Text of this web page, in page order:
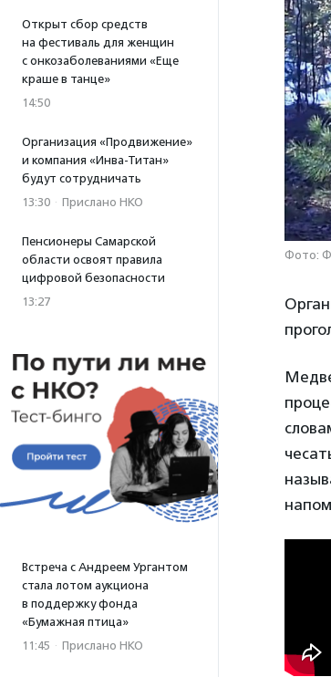
Открыт сбор средств
на фестиваль для женщин
с онкозаболеваниями «Еще
краше в танце»
14:50
Организация «Продвижение»
и компания «Инва-Титан»
будут сотрудничать
13:30 · Прислано НКО
Пенсионеры Самарской
области освоят правила
цифровой безопасности
13:27
Встреча с Андреем Ургантом
стала лотом аукциона
в поддержку фонда
«Бумажная птица»
11:45 · Прислано НКО
Фото: